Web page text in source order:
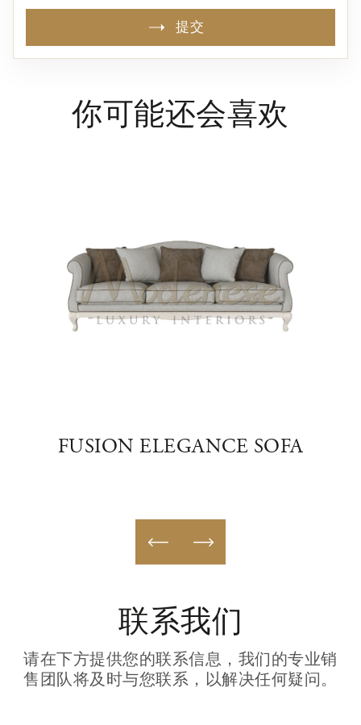
提交
你可能还会喜欢
FUSION ELEGANCE SOFA
联系我们
请在下方提供您的联系信息，我们的专业销
售团队将及时与您联系，以解决任何疑问。